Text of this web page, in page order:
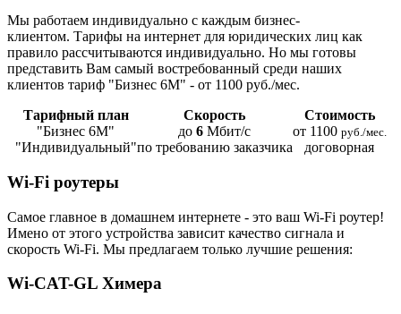
Мы работаем индивидуально с каждым бизнес-
клиентом. Тарифы на интернет для юридических лиц как
правило рассчитываются индивидуально. Но мы готовы
представить Вам самый востребованный среди наших
клиентов тариф "Бизнес 6М" - от 1100 руб./мес.
Тарифный план
Скорость
Стоимость
"Бизнес 6М"
до 6 Мбит/с от 1100 руб./мес.
"Индивидуальный"по требованию заказчика договорная
Wi-Fi роутеры
Самое главное в домашнем интернете - это ваш Wi-Fi роутер!
Имено от этого устройства зависит качество сигнала и
скорость Wi-Fi. Мы предлагаем только лучшие решения:
Wi-CAT-GL Химера